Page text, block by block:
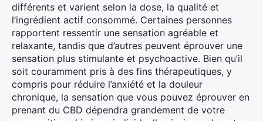
différents et varient selon la dose, la qualité et
l’ingrédient actif consommé. Certaines personnes
rapportent ressentir une sensation agréable et
relaxante, tandis que d’autres peuvent éprouver une
sensation plus stimulante et psychoactive. Bien qu’il
soit couramment pris à des fins thérapeutiques, y
compris pour réduire l’anxiété et la douleur
chronique, la sensation que vous pouvez éprouver en
prenant du CBD dépendra grandement de votre